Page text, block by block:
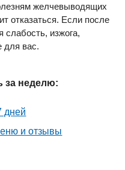
желчевыводящих
отказаться. Если после
слабость, изжога,
для вас.
за неделю:
дней
и отзывы